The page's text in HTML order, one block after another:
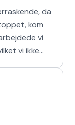
da
kom
vi ikke